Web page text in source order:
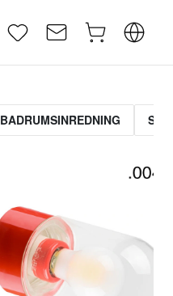
BADRUMSINREDNING